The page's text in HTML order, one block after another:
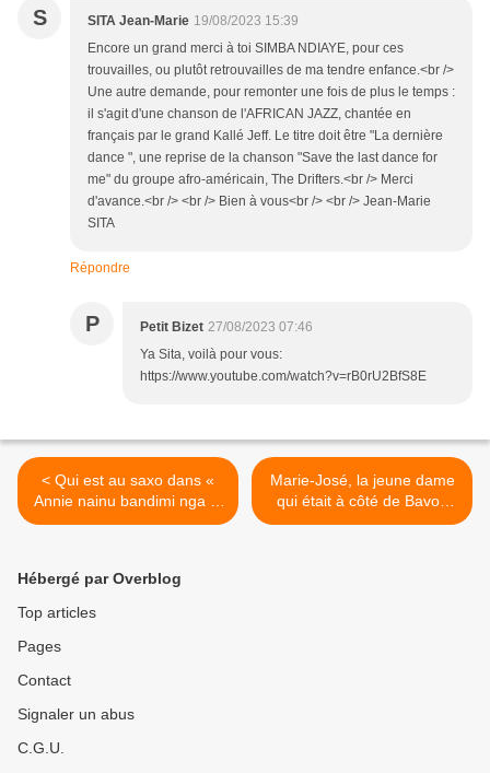
S SITA Jean-Marie 19/08/2023 15:39
Encore un grand merci à toi SIMBA NDIAYE, pour ces
trouvailles, ou plutôt retrouvailles de ma tendre enfance.<br />
Une autre demande, pour remonter une fois de plus le temps :
il s'agit d'une chanson de l'AFRICAN JAZZ, chantée en
français par le grand Kallé Jeff. Le titre doit être "La dernière
dance ", une reprise de la chanson "Save the last dance for
me" du groupe afro-américain, The Drifters.<br /> Merci
d'avance.<br /> <br /> Bien à vous<br /> <br /> Jean-Marie
SITA
Répondre
P Petit Bizet 27/08/2023 07:46
Ya Sita, voilà pour vous:
https://www.youtube.com/watch?v=rB0rU2BfS8E
< Qui est au saxo dans «
Annie nainu bandimi nga te
» et dans « Course au
Marie-José, la jeune dame
qui était à côté de Bavon
cette nuit-là >
Hébergé par Overblog
Top articles
Pages
Contact
Signaler un abus
C.G.U.